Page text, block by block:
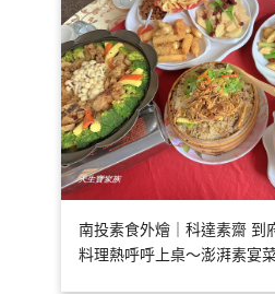
南投素食外燴｜科達素齋 到
料理熱呼呼上桌～澎湃素宴